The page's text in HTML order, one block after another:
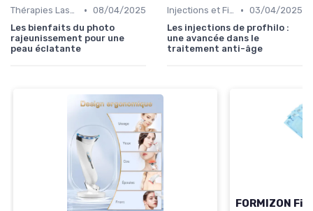
Thérapies Laser et Lumineuses • 08/04/2025
Les bienfaits du photo
rajeunissement pour une
peau éclatante
Injections et Fillers • 03/04/2025
Les injections de profhilo :
une avancée dans le
traitement anti-âge
FORMIZON